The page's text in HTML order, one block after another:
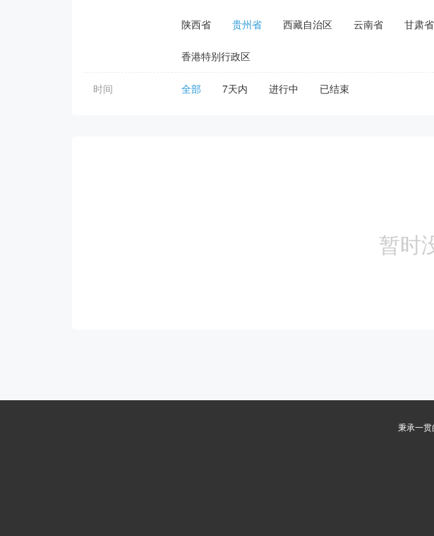
陕西省 贵州省 西藏自治区 云南省 甘肃省
香港特别行政区
时间 全部 7天内 进行中 已结束
暂时
秉承一